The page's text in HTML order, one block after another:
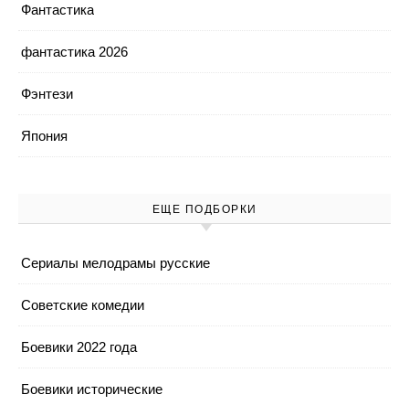
Фантастика
фантастика 2026
Фэнтези
Япония
ЕЩЕ ПОДБОРКИ
Cериалы мелодрамы русские
Cоветские комедии
Боевики 2022 года
Боевики исторические